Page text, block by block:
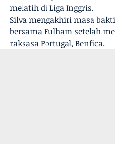
melatih di Liga Inggris.
Silva mengakhiri masa
bersama Fulham setelah
raksasa Portugal, Benfica.